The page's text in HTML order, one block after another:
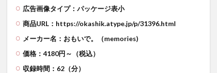
広告画像タイプ：パッケージ表小
商品URL：https://okashik.atype.jp/p/31396.html
メーカー名：おもいで。（memories)
価格：4180円～（税込）
収録時間：62（分）